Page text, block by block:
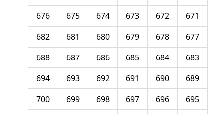
671
672
673
674
675
676
677
678
679
680
681
682
683
684
685
686
687
688
689
690
691
692
693
694
695
696
697
698
699
700